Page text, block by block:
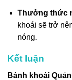
Thưởng thức
khoái sẽ trở
nóng.
Kết luận
Bánh khoái